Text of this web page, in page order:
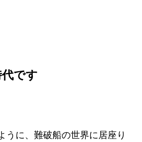
です
うに、難破船の世界に居座り